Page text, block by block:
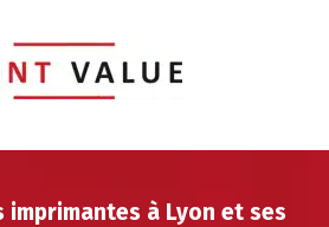
imprimantes à Lyon et ses